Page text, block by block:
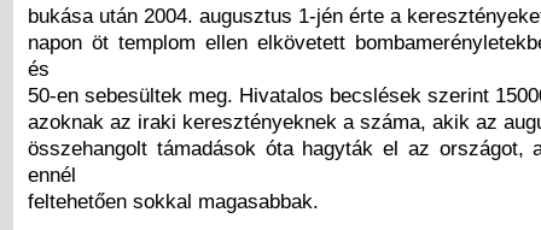
bukása után 2004. augusztus 1-jén érte a
napon öt templom ellen elkövetett
és
50-en sebesültek meg. Hivatalos becslések szerint
azoknak az iraki keresztényeknek a száma, akik az
összehangolt támadások óta hagyták el az országot,
ennél
feltehetően sokkal magasabbak.